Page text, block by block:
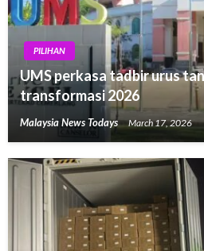
PILIHAN
UMS perkasa tadbir urus
transformasi 2026
Malaysia News Todays March 17, 2026